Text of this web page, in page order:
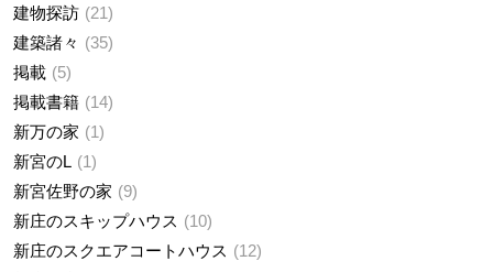
建物探訪
21
建築諸々
35
掲載
5
掲載書籍
14
新万の家
1
新宮のL
1
新宮佐野の家
9
新庄のスキップハウス
10
新庄のスクエアコートハウス
12